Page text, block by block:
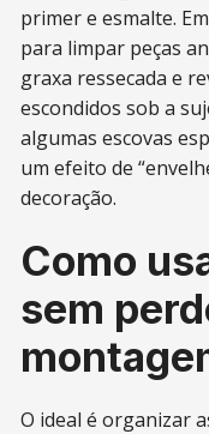
primer e esmalte.
para limpar peças
graxa ressecada e
escondidos sob a
algumas escovas
um efeito de
decoração.
Como
sem
O ideal é organizar